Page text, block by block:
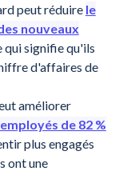
peut réduire le
nouveaux
qui signifie qu'ils
d'affaires de
améliorer
de 82 %
plus engagés
ont une